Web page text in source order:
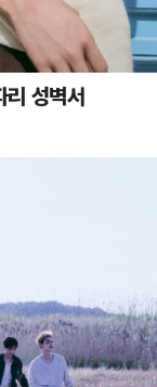
성벽서